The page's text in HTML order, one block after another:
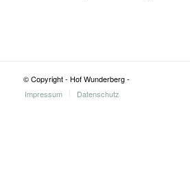
© Copyright - Hof Wunderberg -
Impressum
Datenschutz